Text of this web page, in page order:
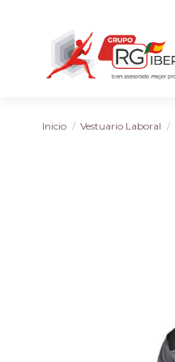
Inicio Vestuario Laboral